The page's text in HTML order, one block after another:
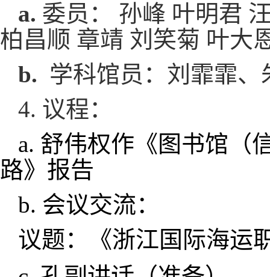
a. 委员： 孙峰 叶明君
柏昌顺 章靖 刘笑菊 叶大
b. 学科馆员：刘霏霏
4. 议程：
a. 舒伟权作《图书馆（
路》报告
b. 会议交流：
议题：《浙江国际海运